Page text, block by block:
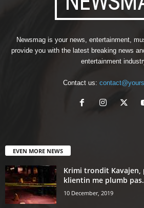
Newsmag is your news, entertainment,
provide you with the latest breaking news
entertainment
Contact us:
EVEN MORE NEWS
Krimi trondit
klientin me plumb
10 December, 2019